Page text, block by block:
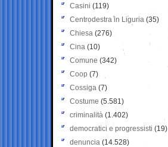
Casini (119)
Centrodestra in Liguria (35)
Chiesa (276)
Cina (10)
Comune (342)
Coop (7)
Cossiga (7)
Costume (5.581)
criminalità (1.402)
democratici e progressisti (19)
denuncia (14.528)